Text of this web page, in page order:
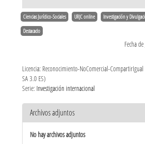
Ciencias Jurídico-Sociales URJC online Investigación y
Destacado
Fecha
Licencia: Reconocimiento-NoComercial-CompartirIgual
SA 3.0 ES)
Serie: Investigación internacional
Archivos adjuntos
No hay archivos adjuntos